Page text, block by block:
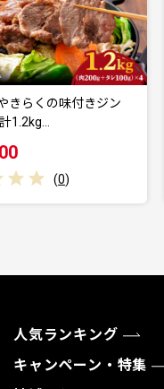
いくらと鮭ルイベ漬
人気ランキング
キャンペーン・特集